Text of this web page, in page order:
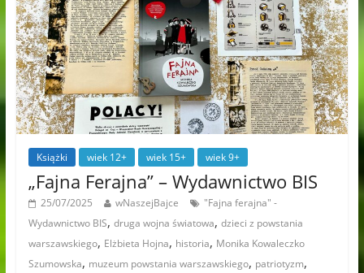
Książki wiek 12+ wiek 15+ wiek 9+
„Fajna Ferajna” – Wydawnictwo BIS
25/07/2025 wNaszejBajce
"Fajna ferajna" -
Wydawnictwo BIS, druga wojna światowa, dzieci z powstania
warszawskiego, Elżbieta Hojna, historia, Monika Kowaleczko
Szumowska, muzeum powstania warszawskiego, patriotyzm,